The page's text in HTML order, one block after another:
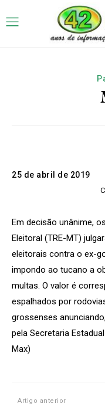
25 de abril de 2019
Em decisão unânime,
Eleitoral (TRE-MT)
eleitorais contra o ex-
impondo ao tucano a
multas. O valor é
espalhados por
grossenses
pela Secretaria
Max)
Artigo anterior